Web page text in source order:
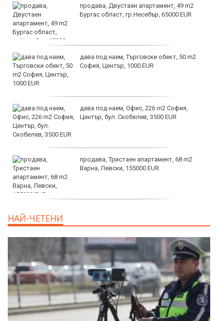
продава, Двустаен апартамент, 49 m2
Бургас област, гр.Несебър, 65000 EUR
дава под наем, Търговски обект, 50 m2
София, Център, 1000 EUR
дава под наем, Офис, 226 m2 София,
Център, бул. Скобелев, 3500 EUR
продава, Тристаен апартамент, 68 m2
Варна, Левски, 155000 EUR
НАЙ-ЧЕТЕНИ